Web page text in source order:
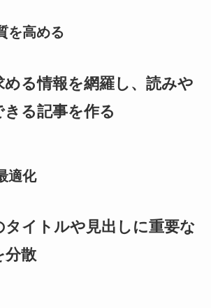
を高める
る情報を網羅し、読みや
る記事を作る
適化
タイトルや見出しに重要な
分散